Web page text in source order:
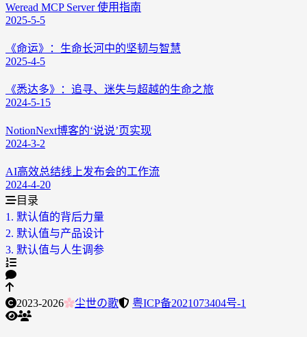
Weread MCP Server 使用指南
2025-5-5
《命运》：生命长河中的坚韧与智慧
2025-4-5
《悉达多》：追寻、迷失与超越的生命之旅
2024-5-15
NotionNext博客的‘说说’页实现
2024-3-2
AI高效总结线上发布会的工作流
2024-4-20
目录
1. 默认值的背后力量
2. 默认值与产品设计
3. 默认值与人生调参
2023-2026 尘世の歌 粤ICP备2021073404号-1